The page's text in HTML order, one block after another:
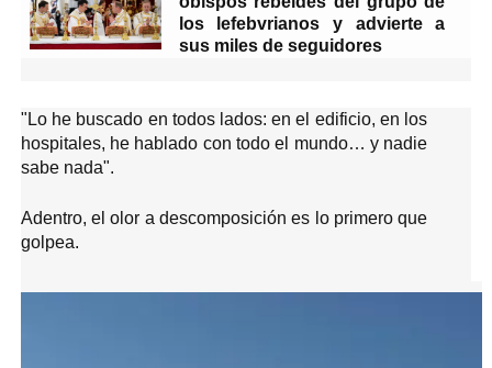
d
o
los lefebvrianos y advierte a
sus miles de seguidores
n
a
d
e
"Lo he buscado en todos lados: en el edificio, en los
hospitales, he hablado con todo el mundo… y nadie
sabe nada".
Adentro, el olor a descomposición es lo primero que
golpea.